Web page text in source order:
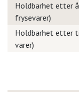
Holdbarhet etter
frysevarer)
Holdbarhet etter
varer)